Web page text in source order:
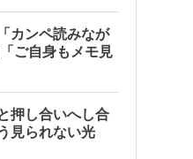
も犬と取り残されて・・・
カンペ読みなが
ご自身もメモ見
押し合いへし合
見られない光